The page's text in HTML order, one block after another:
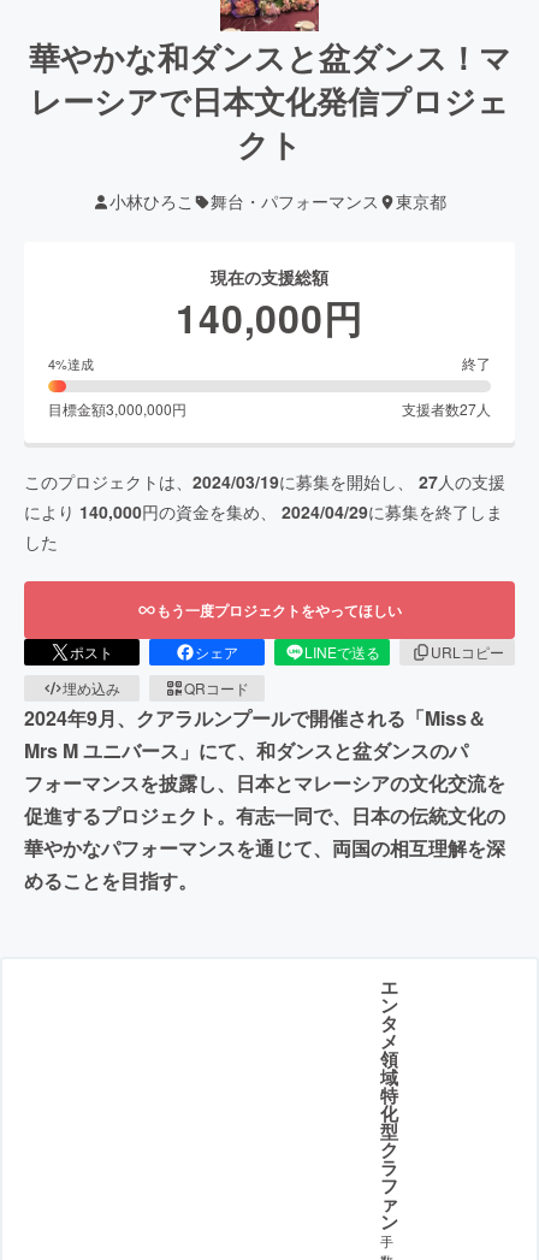
華やかな和ダンスと盆ダンス！マ
レーシアで日本文化発信プロジェ
クト
小林ひろこ 舞台・パフォーマンス 東京都
現在の支援総額
140,000円
4%達成 終了
目標金額3,000,000円 支援者数27人
このプロジェクトは、 2024/03/19に募集を開始し、 27人の支援
により 140,000円の資金を集め、 2024/04/29に募集を終了しま
した
もう一度プロジェクトをやってほしい
ポスト シェア LINEで送る
URLコピー
埋め込み
QRコード
2024年9月、クアラルンプールで開催される「Miss＆
Mrs M ユニバース」にて、和ダンスと盆ダンスのパ
フォーマンスを披露し、日本とマレーシアの文化交流を
促進するプロジェクト。有志一同で、日本の伝統文化の
華やかなパフォーマンスを通じて、両国の相互理解を深
めることを目指す。
エ
ン
タ
メ
領
域
特
化
型
ク
ラ
フ
ァ
ン
手